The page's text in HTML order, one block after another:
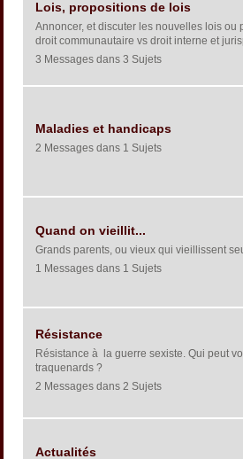
Lois, propositions de lois
Annoncer, et discuter les nouvelles lois ou
droit communautaire vs droit interne et
3 Messages dans 3 Sujets
Maladies et handicaps
2 Messages dans 1 Sujets
Quand on vieillit...
Grands parents, ou vieux qui vieillissent
1 Messages dans 1 Sujets
Résistance
Résistance à la guerre sexiste. Qui peut
traquenards ?
2 Messages dans 2 Sujets
Actualités